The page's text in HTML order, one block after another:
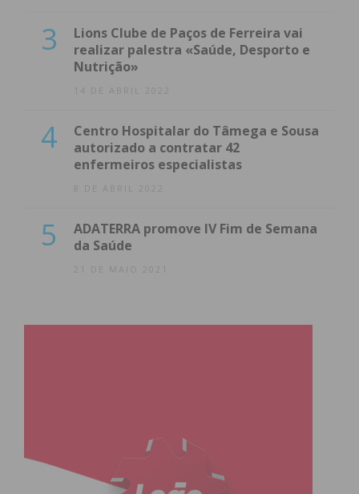
3
Lions Clube de Paços de Ferreira vai
realizar palestra «Saúde, Desporto e
Nutrição»
14 DE ABRIL 2022
4
Centro Hospitalar do Tâmega e Sousa
autorizado a contratar 42
enfermeiros especialistas
8 DE ABRIL 2022
5
ADATERRA promove IV Fim de Semana
da Saúde
21 DE MAIO 2021